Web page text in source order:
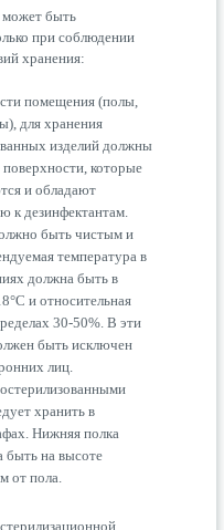
может быть
при соблюдении
хранения:
помещения (полы,
для хранения
изделий должны
поверхности, которые
и обладают
к дезинфектантам.
быть чистым и
температура в
должна быть в
и относительная
30-50%. В эти
быть исключен
лиц.
хранить в
Нижняя полка
быть на высоте
от пола.